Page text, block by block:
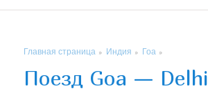
Главная страница » Индия » Гоа »
Поезд Goa — Delhi